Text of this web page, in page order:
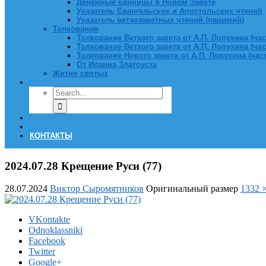
Денежные единицы в Новом Завете
Указатель Евангельских и Апостольских чтений
Указатель ветхозаветных чтений (паримий)
Толкования
Толкование Ветхого завета от А.П. Лопухина
Толкование Ветхого завета от А.П. Лопухина
Толкование Нового завета от А.П. Лопухина
От Иоанна Златоуста
Жития святых
КОНТАКТЫ
2024.07.28 Крещение Руси (77)
28.07.2024 Виктор Сыромятников Оригинальный размер 1332
VKontakte
Odnoklassniki
Facebook
Twitter
Google+